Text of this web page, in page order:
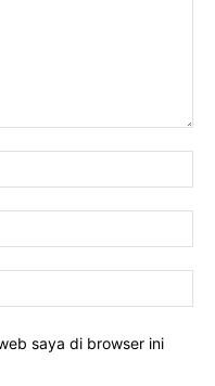
saya di browser ini